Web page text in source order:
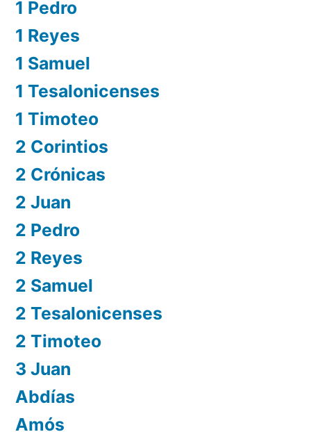
1 Pedro
1 Reyes
1 Samuel
1 Tesalonicenses
1 Timoteo
2 Corintios
2 Crónicas
2 Juan
2 Pedro
2 Reyes
2 Samuel
2 Tesalonicenses
2 Timoteo
3 Juan
Abdías
Amós